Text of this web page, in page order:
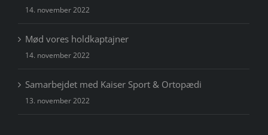
14. november 2022
Mød vores holdkaptajner
14. november 2022
Samarbejdet med Kaiser Sport & Ortopædi
13. november 2022